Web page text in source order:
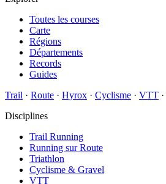
Toutes les courses
Carte
Régions
Départements
Records
Guides
Trail · Route · Hyrox · Cyclisme · VTT ·
Disciplines
Trail Running
Running sur Route
Triathlon
Cyclisme & Gravel
VTT